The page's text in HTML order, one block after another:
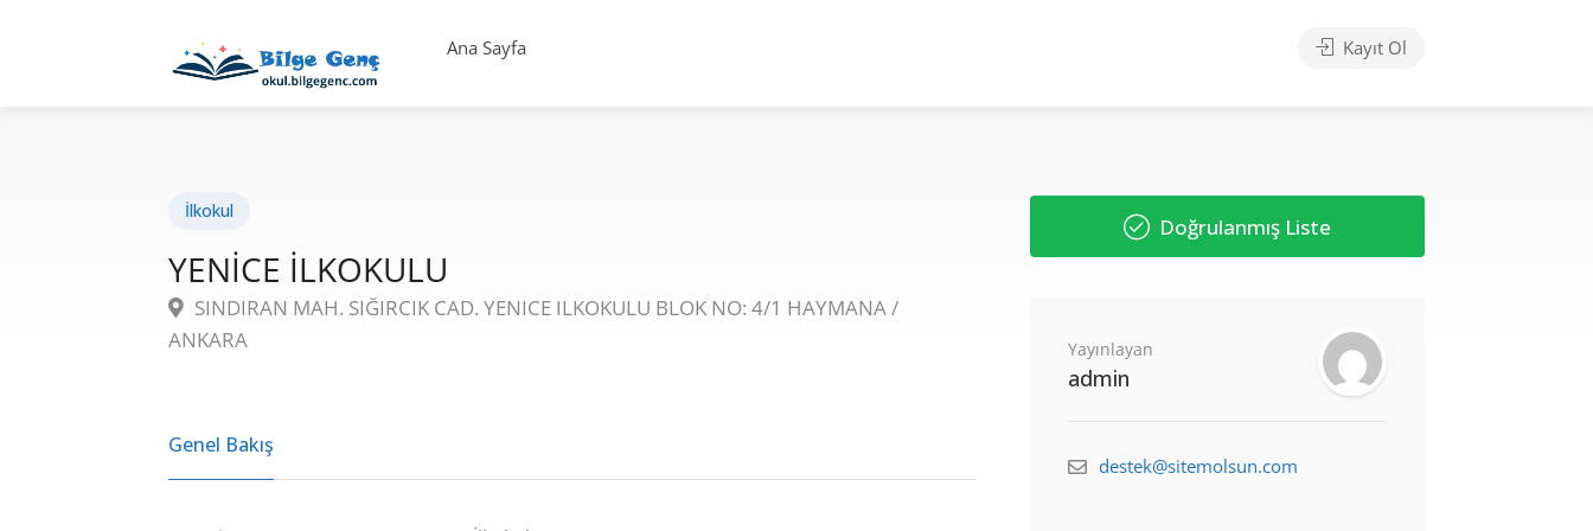
Ana Sayfa Kayıt Ol
İlkokul
YENİCE İLKOKULU
SINDIRAN MAH. SIĞIRCIK CAD. YENICE ILKOKULU BLOK NO: 4/1 HAYMANA /
ANKARA
Genel Bakış
Doğrulanmış Liste
Yayınlayan
admin
destek@sitemolsun.com